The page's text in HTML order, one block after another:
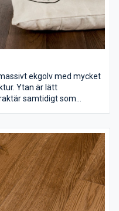
ekgolv med mycket
Ytan är lätt
samtidigt som
finish och slitstyrka.